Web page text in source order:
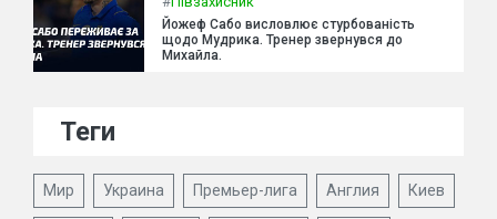
Йожеф Сабо висловлює стурбованість
щодо Мудрика. Тренер звернувся до
Михайла.
Теги
Мир Украина Премьер-лига Англия Киев